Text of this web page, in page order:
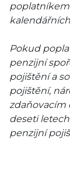
poplatníkem
Pokud
penzijní
pojištění a
pojištění,
zdaňovacím
deseti
penzijní